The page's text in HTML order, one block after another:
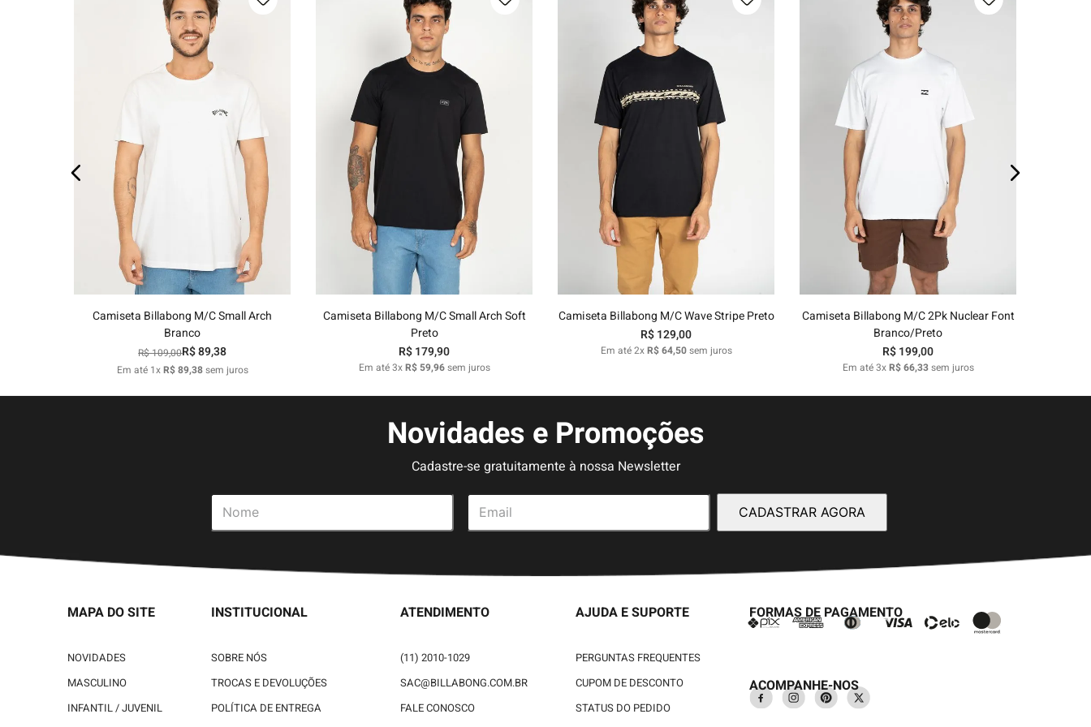
P
Adicionar ao carrinho
Camiseta Billabong M/C Small Arch
Branco
R$109,00R$89,38
Em até 1xR$89,38sem juros
P M G GG
Adicionar ao carrinho
Camiseta Billabong M/C Small Arch Soft
Preto
R$179,90
Em até3xR$ 59,96sem juros
P M G GG
Adicionar ao carrinho
Camiseta Billabong M/C Wave Stripe Preto
R$129,00
Em até2xR$64,50sem juros
P GG
Adicionar ao carrinho
Camiseta Billabong M/C 2Pk Nuclear Font
Branco/Preto
R$199,00
Em até3xR$66,33sem juros
Novidades e Promoções
Cadastre-se gratuitamente à nossa Newsletter
CADASTRAR AGORA
MAPA DO SITE
NOVIDADES
MASCULINO
INFANTIL / JUVENIL
INSTITUCIONAL
SOBRE NÓS
TROCAS E DEVOLUÇÕES
POLÍTICA DE ENTREGA
ATENDIMENTO
(11) 2010-1029
SAC@BILLABONG.COM.BR
FALE CONOSCO
AJUDA E SUPORTE
PERGUNTAS FREQUENTES
CUPOM DE DESCONTO
STATUS DO PEDIDO
FORMAS DE PAGAMENTO
ACOMPANHE-NOS